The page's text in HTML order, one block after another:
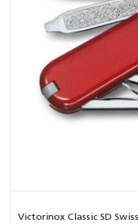
Victorinox Classic SD